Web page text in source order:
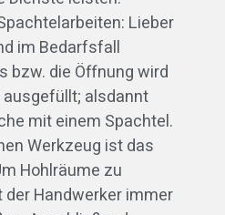
Lieber
im Bedarfsfall
bzw. die Öffnung wird
alsdannt
mit einem Spachtel.
Werkzeug ist das
Hohlräume zu
Handwerker immer